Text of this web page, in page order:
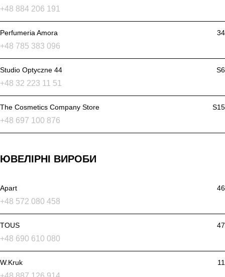
+48 884 206 191
Perfumeria Amora 34
+48 785 383 096
Studio Optyczne 44 S6
+48 32 223 11 51
The Cosmetics Company Store S15
+48 697 100 876
ЮВЕЛІРНІ ВИРОБИ
Apart 46
+48 572 080 458
TOUS 47
+48 690 610 080
W.Kruk 11